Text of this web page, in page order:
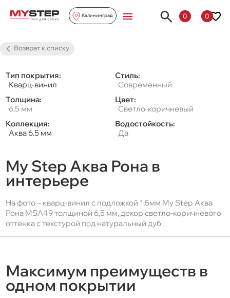
Калининград 0 0
Возврат к списку
Тип покрытия:
Кварц-винил
Стиль:
Современный
Толщина:
6,5 мм
Цвет:
Светло-коричневый
Коллекция:
Аква 6.5 мм
Водостойкость:
Да
My Step Аква Рона в
интерьере
На фото – кварц-винил с подложкой 1.5мм My Step Аква
Рона MSA49 толщиной 6,5 мм, декор светло-коричневого
оттенка с текстурой под натуральный дуб.
Максимум преимуществ в
одном покрытии